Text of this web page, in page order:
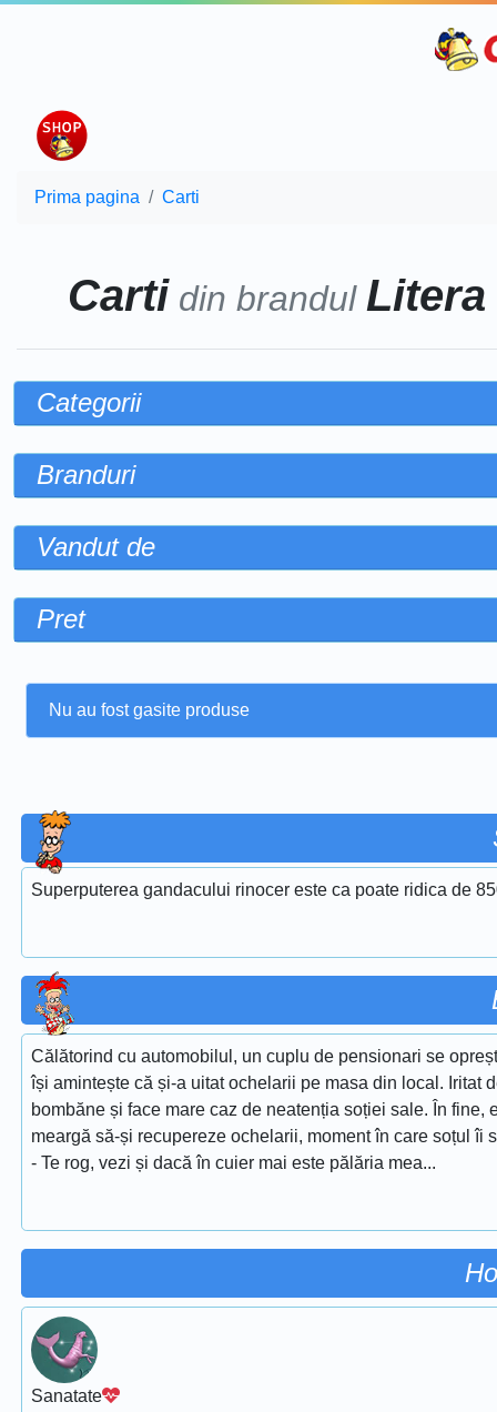
Prima pagina Carti
Carti din brandul Litera
Categorii
Branduri
Vandut de
Pret
Nu au fost gasite produse
Superputerea gandacului rinocer este ca poate ridica de
Călătorind cu automobilul, un cuplu de pensionari se
își amintește că și-a uitat ochelarii pe masa din local. Iritat
bombăne și face mare caz de neatenția soției sale. În
meargă să-și recupereze ochelarii, moment în care soțul îi
- Te rog, vezi și dacă în cuier mai este pălăria mea...
Sanatate